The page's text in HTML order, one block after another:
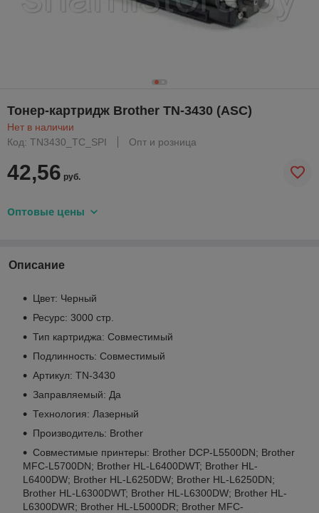
Тонер-картридж Brother TN-3430 (ASC)
Нет в наличии
Код: TN3430_TC_SPI
Опт и розница
42,56 руб.
Оптовые цены
Описание
Цвет: Черный
Ресурс: 3000 стр.
Тип картриджа: Совместимый
Подлинность: Совместимый
Артикул: TN-3430
Заправляемый: Да
Технология: Лазерный
Производитель: Brother
Совместимые принтеры: Brother DCP-L5500DN; Brother
MFC-L5700DN; Brother HL-L6400DWT; Brother HL-
L6400DW; Brother HL-L6250DW; Brother HL-L6250DN;
Brother HL-L6300DWT; Brother HL-L6300DW; Brother HL-
L6300DWR; Brother HL-L5000DR; Brother MFC-